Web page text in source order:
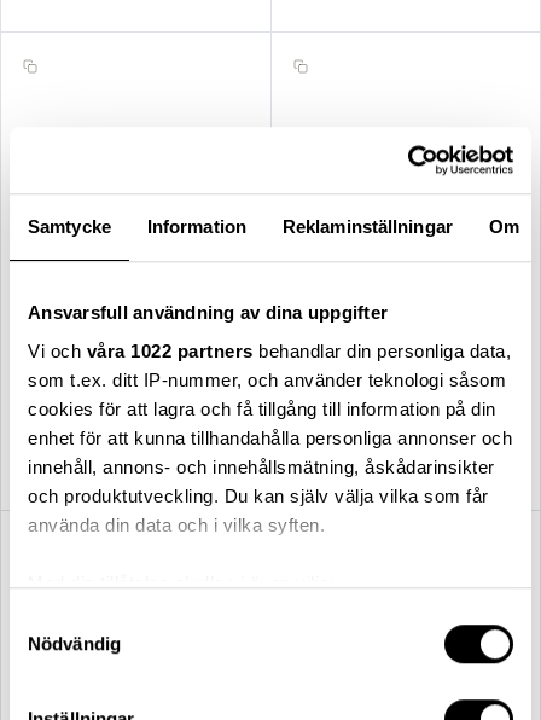
Samtycke Information Reklaminställningar Om
Ansvarsfull användning av dina uppgifter
Vi och våra 1022 partners behandlar din personliga data,
som t.ex. ditt IP-nummer, och använder teknologi såsom
cookies för att lagra och få tillgång till information på din
enhet för att kunna tillhandahålla personliga annonser och
innehåll, annons- och innehållsmätning, åskådarinsikter
och produktutveckling. Du kan själv välja vilka som får
använda din data och i vilka syften.
Med din tillåtelse skulle vi även vilja:
som kan ha en noggrannhet på upp till flera meter
Nödvändig
Essem Design
Tamburin hatthylla /
svartbetsad ek-svart / 100 cm
8 002,00 kr
Essem Design
Nostalgi hatt-/skohylla / ask-
vit / 100 cm
2 496,00 kr